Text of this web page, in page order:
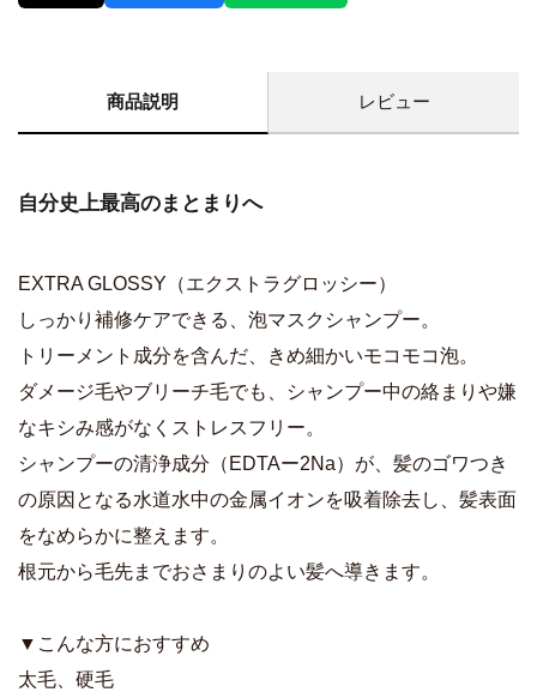
商品説明 レビュー
自分史上最高のまとまりへ
EXTRA GLOSSY（エクストラグロッシー）
しっかり補修ケアできる、泡マスクシャンプー。
トリーメント成分を含んだ、きめ細かいモコモコ泡。
ダメージ毛やブリーチ毛でも、シャンプー中の絡まりや嫌
なキシみ感がなくストレスフリー。
シャンプーの清浄成分（EDTAー2Na）が、髪のゴワつき
の原因となる水道水中の金属イオンを吸着除去し、髪表面
をなめらかに整えます。
根元から毛先までおさまりのよい髪へ導きます。
▼こんな方におすすめ
太毛、硬毛